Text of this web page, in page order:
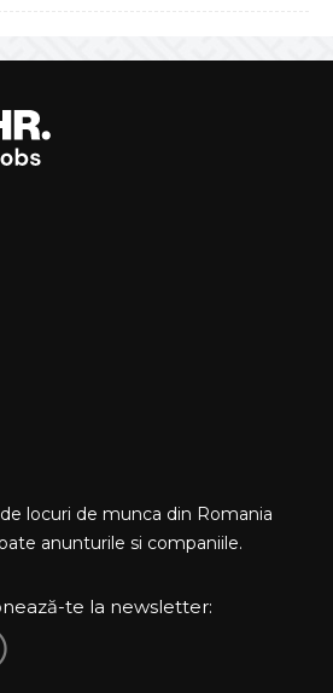
locuri de munca din Romania
anunturile si companiile.
te la newsletter: